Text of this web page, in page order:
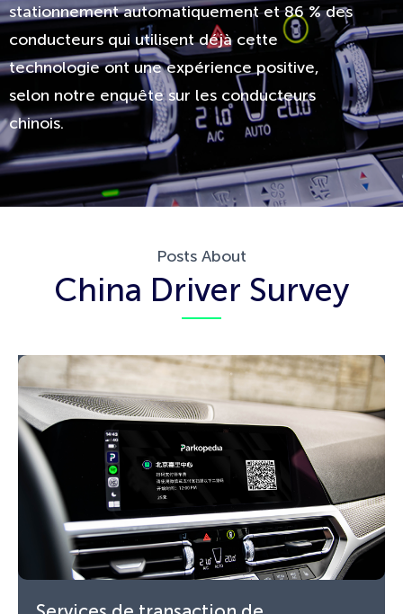
stationnement automatiquement et 86 % des
conducteurs qui utilisent déjà cette
technologie ont une expérience positive,
selon notre enquête sur les conducteurs
chinois.
Posts About
China Driver Survey